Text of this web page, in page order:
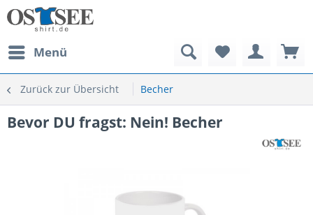
Menü
Zurück zur Übersicht Becher
Bevor DU fragst: Nein! Becher